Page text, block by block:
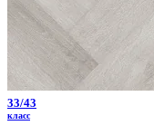
33/43
класс